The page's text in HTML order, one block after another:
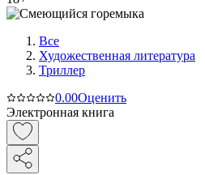
Все
Художественная литература
Триллер
0.00Оценить
Электронная книга